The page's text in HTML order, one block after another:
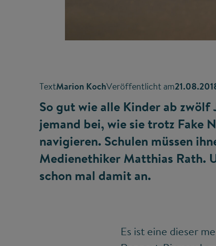
TextMarion KochVeröffentlicht am
So gut wie alle Kinder ab
jemand bei, wie sie trotz Fake
navigieren. Schulen müssen
Medienethiker Matthias Rath.
schon mal damit an.
Es ist eine dieser